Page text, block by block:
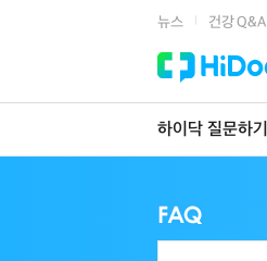
뉴스 건강 Q&A
하이닥 질문하기